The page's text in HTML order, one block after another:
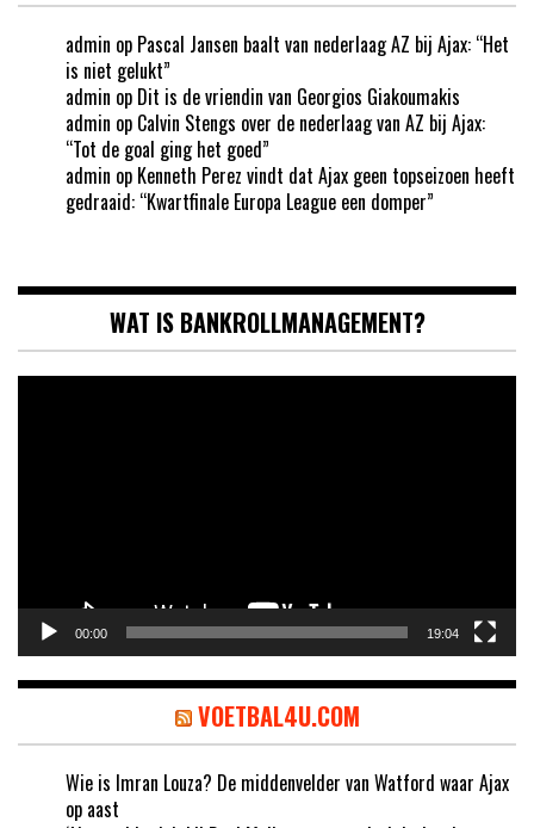
admin op Pascal Jansen baalt van nederlaag AZ bij Ajax: “Het
is niet gelukt”
admin op Dit is de vriendin van Georgios Giakoumakis
admin op Calvin Stengs over de nederlaag van AZ bij Ajax:
“Tot de goal ging het goed”
admin op Kenneth Perez vindt dat Ajax geen topseizoen heeft
gedraaid: “Kwartfinale Europa League een domper”
WAT IS BANKROLLMANAGEMENT?
00:00 19:04
VOETBAL4U.COM
Wie is Imran Louza? De middenvelder van Watford waar Ajax
op aast